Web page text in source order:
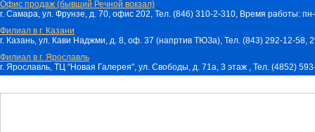
Офис продаж (бывший Речной вокзал)
г. Самара, ул. Фрунзе, д. 70, офис 202, Тел. (846) 310-2-310, Время работы:
Филиал в г. Казани
г. Казань, ул. Кави Наджми, д. 8, оф. 37 (напртив ТЮЗа), Тел. (843) 292-12-
Филиал в г. Ярославль
г. Ярославль, ТЦ "Новая Галерея", ул. Свободы, д. 71a, 3 этаж , Тел. (4852)